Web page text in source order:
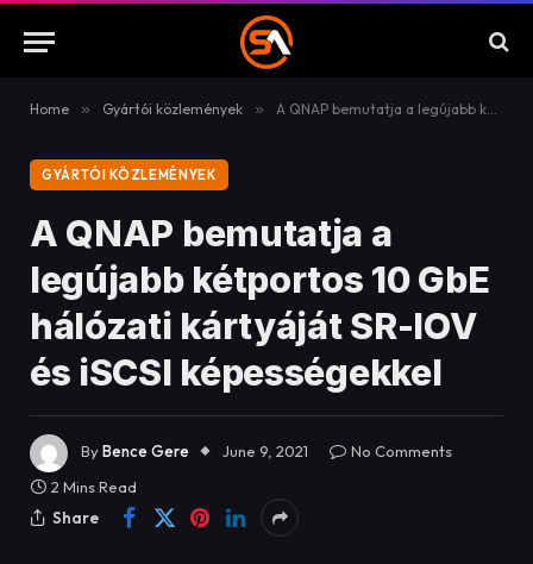
Home » Gyártói közlemények » A QNAP bemutatja a legújabb kétportos 10 GbE hálózati kártyáját SR-IOV és iSCSI képességekkel
GYÁRTÓI KÖZLEMÉNYEK
A QNAP bemutatja a
legújabb kétportos 10 GbE
hálózati kártyáját SR-IOV
és iSCSI képességekkel
ByBence Gere June 9, 2021
No Comments
2 Mins Read
Share